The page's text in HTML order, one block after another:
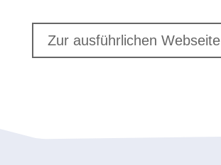
Zur ausführlichen Webseite